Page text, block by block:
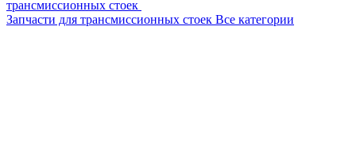
трансмиссионных стоек
Запчасти для трансмиссионных стоек Все категории